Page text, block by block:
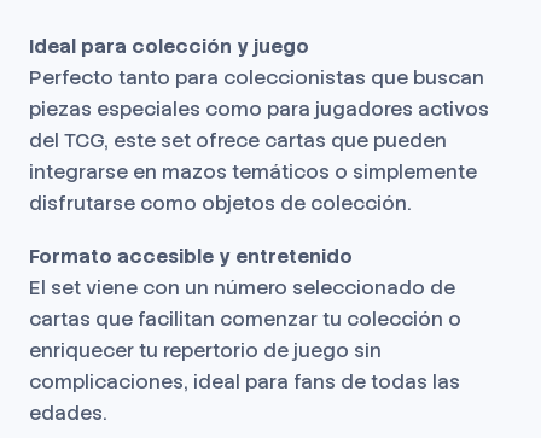
Ideal para colección y juego
Perfecto tanto para coleccionistas que buscan
piezas especiales como para jugadores activos
del TCG, este set ofrece cartas que pueden
integrarse en mazos temáticos o simplemente
disfrutarse como objetos de colección.
Formato accesible y entretenido
El set viene con un número seleccionado de
cartas que facilitan comenzar tu colección o
enriquecer tu repertorio de juego sin
complicaciones, ideal para fans de todas las
edades.